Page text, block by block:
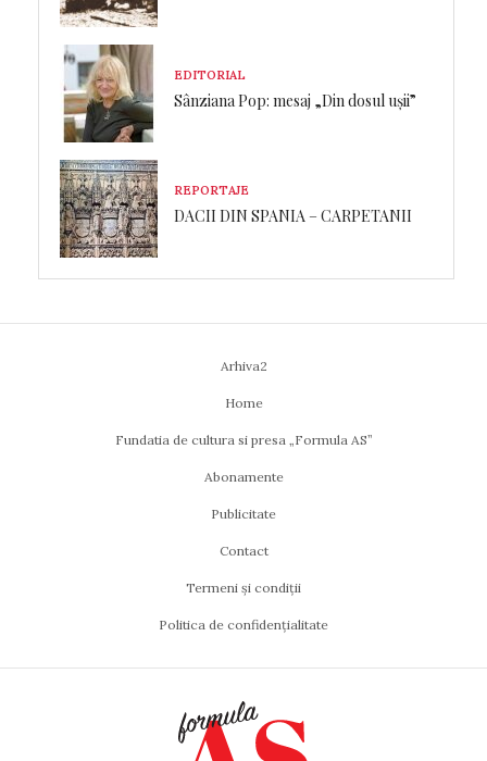
EDITORIAL
Sânziana Pop: mesaj „Din dosul ușii”
REPORTAJE
DACII DIN SPANIA – CARPETANII
Arhiva2
Home
Fundatia de cultura si presa „Formula AS”
Abonamente
Publicitate
Contact
Termeni și condiții
Politica de confidențialitate